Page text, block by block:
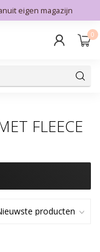
eigen magazijn
0
FLEECE